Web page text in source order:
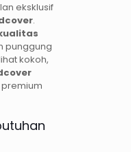
eksklusif
.
punggung
kokoh,